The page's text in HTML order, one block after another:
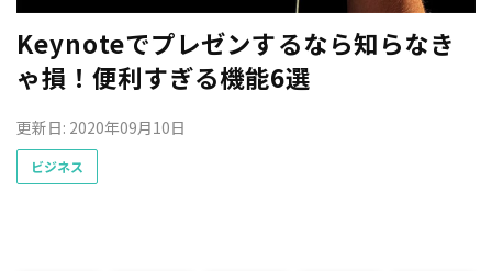
Keynoteでプレゼンするなら知らなき
ゃ損！便利すぎる機能6選
更新日: 2020年09月10日
ビジネス